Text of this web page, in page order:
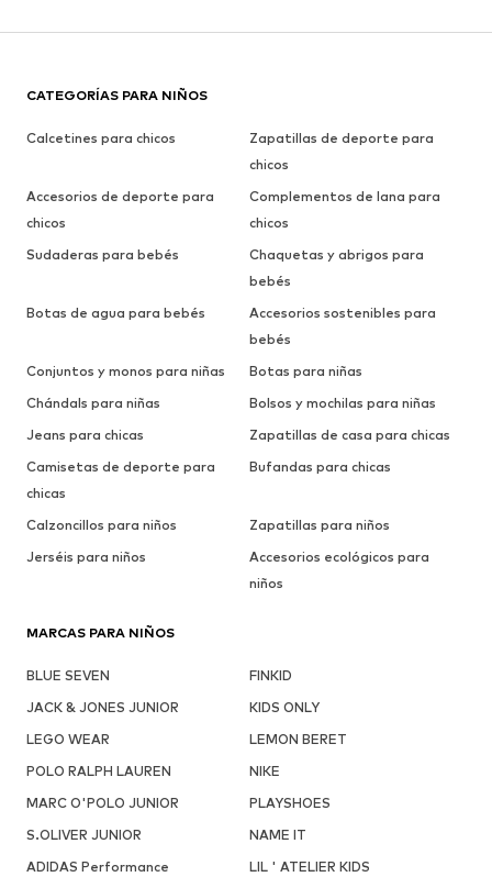
CATEGORÍAS PARA NIÑOS
Calcetines para chicos
Zapatillas de deporte para
chicos
Accesorios de deporte para
chicos
Complementos de lana para
chicos
Sudaderas para bebés
Chaquetas y abrigos para
bebés
Botas de agua para bebés
Accesorios sostenibles para
bebés
Conjuntos y monos para niñas
Botas para niñas
Chándals para niñas
Bolsos y mochilas para niñas
Jeans para chicas
Zapatillas de casa para chicas
Camisetas de deporte para
chicas
Bufandas para chicas
Calzoncillos para niños
Zapatillas para niños
Jerséis para niños
Accesorios ecológicos para
niños
MARCAS PARA NIÑOS
BLUE SEVEN
FINKID
JACK & JONES JUNIOR
KIDS ONLY
LEGO WEAR
LEMON BERET
POLO RALPH LAUREN
NIKE
MARC O'POLO JUNIOR
PLAYSHOES
S.OLIVER JUNIOR
NAME IT
ADIDAS Performance
LIL ' ATELIER KIDS